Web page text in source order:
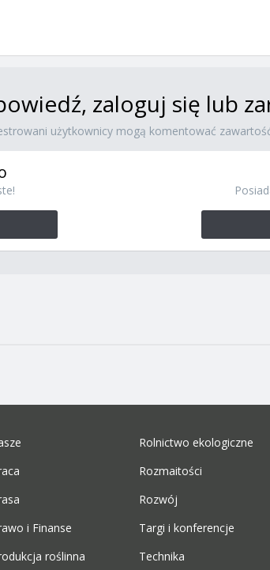
zaloguj się lub
użytkownicy mogą komentować
i Finanse
roślinna
Rolnictwo ekologiczne
Rozmaitości
Rozwój
Targi i konferencje
Technika